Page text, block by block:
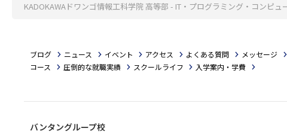
KADOKAWAドワンゴ情報工科学院 高等部 - IT・プログラミング・コンピ
ブログ ニュース イベント アクセス よくある質問 メッセージ
コース
圧倒的な就職実績 スクールライフ 入学案内・学費
バンタングループ校